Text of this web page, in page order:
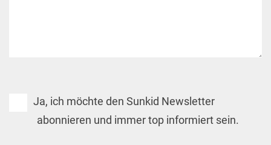
Ja, ich möchte den Sunkid Newsletter
abonnieren und immer top informiert sein.